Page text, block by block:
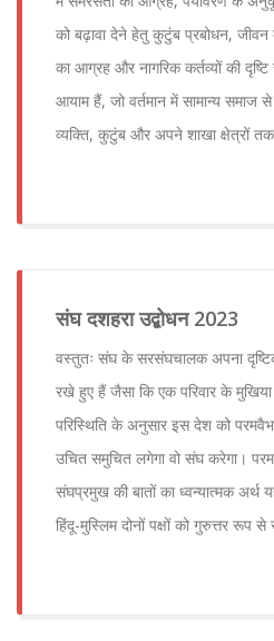
को बढ़ावा देने हेतु कुटुंब प्रबोधन, जीवन के
का आग्रह और नागरिक कर्तव्यों की
आयाम हैं, जो वर्तमान में सामान्य समाज
व्यक्ति, कुटुंब और अपने शाखा क्षेत्रों
संघ दशहरा उद्बोधन 2023
वस्तुतः संघ के सरसंघचालक अपना
रखे हुए हैं जैसा कि एक परिवार के
परिस्थिति के अनुसार इस देश को
उचित समुचित लगेगा वो संघ करेगा।
संघप्रमुख की बातों का ध्वन्यात्मक अर्थ
हिंदू-मुस्लिम दोनों पक्षों को गुरुत्तर रूप